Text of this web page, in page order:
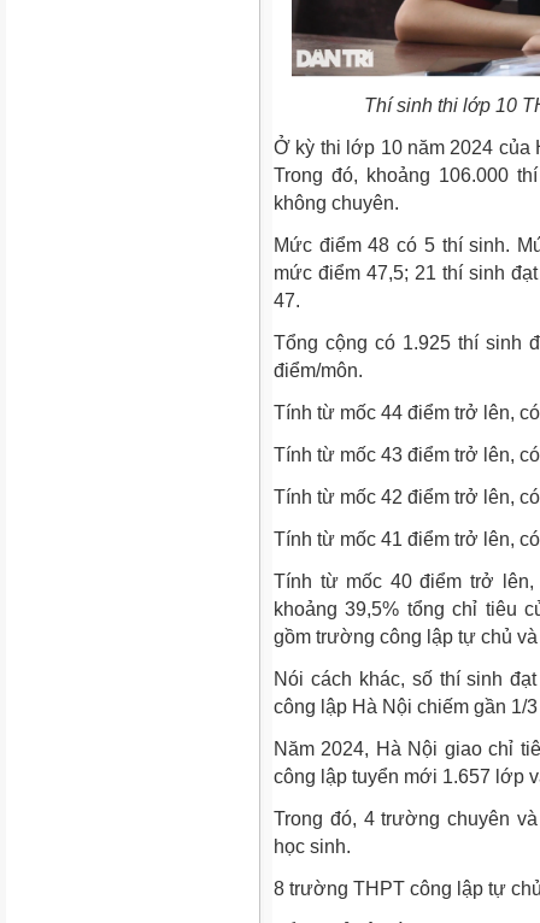
Thí sinh thi lớp 10
Ở kỳ thi lớp 10 năm 2024 của
Trong đó, khoảng 106.000
không chuyên.
Mức điểm 48 có 5 thí sinh.
mức điểm 47,5; 21 thí sinh
47.
Tổng cộng có 1.925 thí sinh
điểm/môn.
Tính từ mốc 44 điểm trở lên,
Tính từ mốc 43 điểm trở lên,
Tính từ mốc 42 điểm trở lên,
Tính từ mốc 41 điểm trở lên,
Tính từ mốc 40 điểm trở
khoảng 39,5% tổng chỉ tiêu
gồm trường công lập tự chủ
Nói cách khác, số thí sinh
công lập Hà Nội chiếm gần 1/
Năm 2024, Hà Nội giao chỉ
công lập tuyển mới 1.657 lớp
Trong đó, 4 trường chuyên
học sinh.
8 trường THPT công lập tự